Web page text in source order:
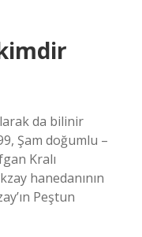
da bilinir
Kralı
hanedanının
Peştun